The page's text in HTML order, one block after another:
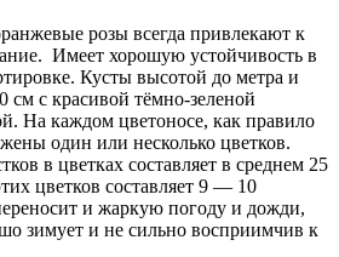
розы всегда привлекают к
Имеет хорошую устойчивость в
Кусты высотой до метра и
см с красивой тёмно-зеленой
На каждом цветоносе, как правило
один или несколько цветков.
в цветках составляет в среднем 25
цветков составляет 9 — 10
и жаркую погоду и дожди,
зимует и не сильно восприимчив к